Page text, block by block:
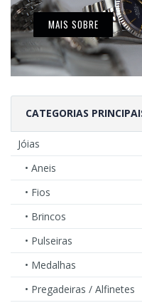
MAIS SOBRE
CATEGORIAS
Jóias
• Aneis
• Fios
• Brincos
• Pulseiras
• Medalhas
• Pregadeiras / Alfinetes